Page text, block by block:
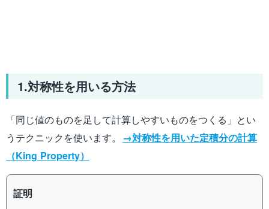
1.対称性を用いる方法
「同じ値のものを足して計算しやすいものをつくる」とい
うテクニックを使います。
→対称性を用いた定積分の計算
（King Property）
証明